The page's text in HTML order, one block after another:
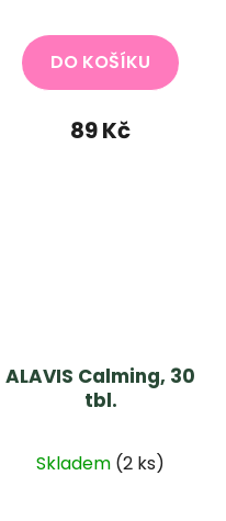
DO KOŠÍKU
89 Kč
ALAVIS Calming, 30
tbl.
Skladem (2 ks)